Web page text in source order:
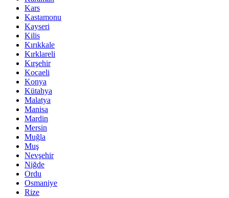
Kars
Kastamonu
Kayseri
Kilis
Kırıkkale
Kırklareli
Kırşehir
Kocaeli
Konya
Kütahya
Malatya
Manisa
Mardin
Mersin
Muğla
Muş
Nevşehir
Niğde
Ordu
Osmaniye
Rize